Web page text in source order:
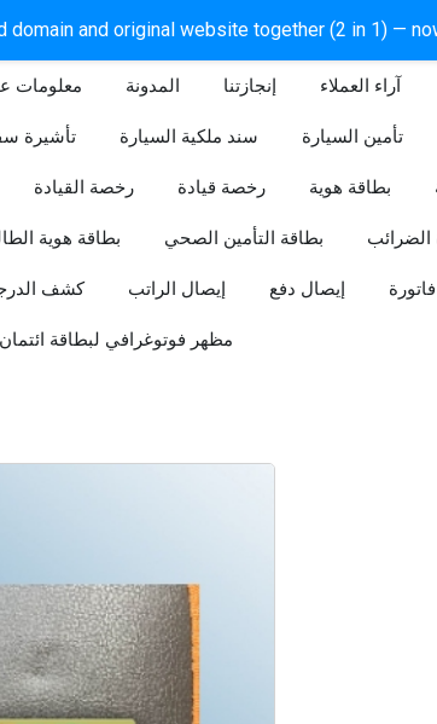
domain and original website together (2 in 1) —
معلومات المدونة إنجازتنا آراء العملاء
تأشيرة سند ملكية السيارة تأمين السيارة
رخصة القيادة رخصة قيادة بطاقة هوية
بطاقة هوية بطاقة التأمين الصحي الضرائب
كشف إيصال الراتب إيصال دفع فاتورة
مظهر فوتوغرافي لبطاقة ائتمان